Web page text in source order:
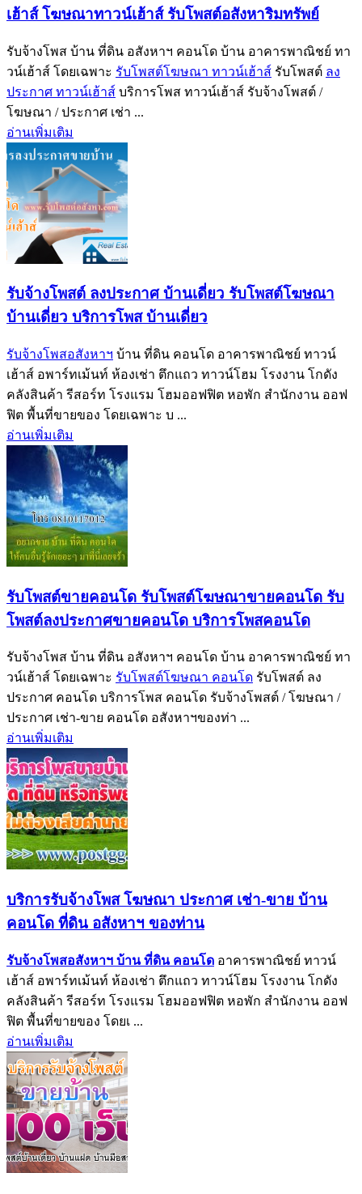
เฮ้าส์ โฆษณาทาวน์เฮ้าส์ รับโพสต์อสังหาริมทรัพย์
รับจ้างโพส บ้าน ที่ดิน อสังหาฯ คอนโด บ้าน อาคารพาณิชย์ ทา
วน์เฮ้าส์ โดยเฉพาะ รับโพสต์โฆษณา ทาวน์เฮ้าส์ รับโพสต์ ลง
ประกาศ ทาวน์เฮ้าส์ บริการโพส ทาวน์เฮ้าส์ รับจ้างโพสต์ /
โฆษณา / ประกาศ เช่า ...
อ่านเพิ่มเติม
รับจ้างโพสต์ ลงประกาศ บ้านเดี่ยว รับโพสต์โฆษณา
บ้านเดี่ยว บริการโพส บ้านเดี่ยว
รับจ้างโพสอสังหาฯ บ้าน ที่ดิน คอนโด อาคารพาณิชย์ ทาวน์
เฮ้าส์ อพาร์ทเม้นท์ ห้องเช่า ตึกแถว ทาวน์โฮม โรงงาน โกดัง
คลังสินค้า รีสอร์ท โรงแรม โฮมออฟฟิต หอพัก สำนักงาน ออฟ
ฟิต พื้นที่ขายของ โดยเฉพาะ บ ...
อ่านเพิ่มเติม
รับโพสต์ขายคอนโด รับโพสต์โฆษณาขายคอนโด รับ
โพสต์ลงประกาศขายคอนโด บริการโพสคอนโด
รับจ้างโพส บ้าน ที่ดิน อสังหาฯ คอนโด บ้าน อาคารพาณิชย์ ทา
วน์เฮ้าส์ โดยเฉพาะ รับโพสต์โฆษณา คอนโด รับโพสต์ ลง
ประกาศ คอนโด บริการโพส คอนโด รับจ้างโพสต์ / โฆษณา /
ประกาศ เช่า-ขาย คอนโด อสังหาฯของท่า ...
อ่านเพิ่มเติม
บริการรับจ้างโพส โฆษณา ประกาศ เช่า-ขาย บ้าน
คอนโด ที่ดิน อสังหาฯ ของท่าน
รับจ้างโพสอสังหาฯ บ้าน ที่ดิน คอนโด อาคารพาณิชย์ ทาวน์
เฮ้าส์ อพาร์ทเม้นท์ ห้องเช่า ตึกแถว ทาวน์โฮม โรงงาน โกดัง
คลังสินค้า รีสอร์ท โรงแรม โฮมออฟฟิต หอพัก สำนักงาน ออฟ
ฟิต พื้นที่ขายของ โดยเ ...
อ่านเพิ่มเติม